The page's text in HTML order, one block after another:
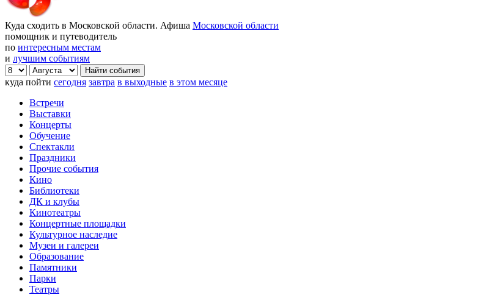
Куда сходить в Московской области. Афиша Московской области
помощник и путеводитель
по интересным местам
и лучшим событиям
куда пойти сегодня завтра в выходные в этом месяце
Встречи
Выставки
Концерты
Обучение
Спектакли
Праздники
Прочие события
Кино
Библиотеки
ДК и клубы
Кинотеатры
Концертные площадки
Культурное наследие
Музеи и галереи
Образование
Памятники
Парки
Театры